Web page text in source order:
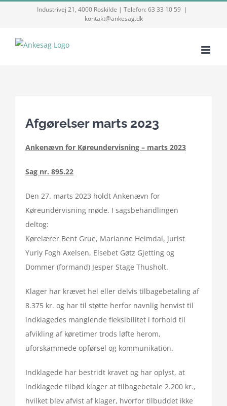
Industrivej 21, 4000 Roskilde | Telefon: 63 33 10 59 |
kontakt@ankesag.dk
Afgørelser marts 2023
Ankenævn for Køreundervisning – marts 2023
Sag nr. 895.22
Den 27. marts 2023 holdt Ankenævn for
Køreundervisning møde. I sagsbehandlingen
deltog:
Kørelærer Bent Grue, Marianne Heimdal, jurist
Yuriy Fogh Axelsen, Elsebet Gøtz Gjetting og
Dommer (formand) Jesper Stage Thusholt.
Klager har krævet hel eller delvis tilbagebetaling af
8.375 kr. og har til støtte herfor navnlig henvist til
indklagedes manglende fleksibilitet i forhold til
afvikling af køretimer trods løfte herom,
uforskammede opførsel og kommunikation.
Indklagede har bestridt kravet og har oplyst, at
indklagede tilbød klager at tilbagebetale 2.200 kr.,
hvilket blev afvist af klager, hvorfor tilbuddet ikke